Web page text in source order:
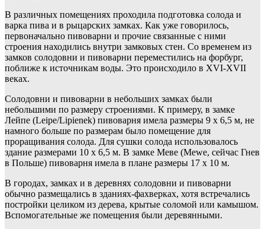
В различных помещениях проходила подготовка солода и
варка пива и в рыцарских замках. Как уже говорилось,
первоначально пивоварни и прочие связанные с ними
строения находились внутри замковых стен. Со временем из
замков солодовни и пивоварни переместились на форбург,
поближе к источникам воды. Это происходило в XVI-XVII
веках.
Солодовни и пивоварни в небольших замках были
небольшими по размеру строениями. К примеру, в замке
Лейпе (Leipe/Lipienek) пивоварня имела размеры 9 х 6,5 м, не
намного больше по размерам было помещение для
проращивания солода. Для сушки солода использовалось
здание размерами 10 х 6,5 м. В замке Меве (Mewe, сейчас Гнев
в Польше) пивоварня имела в плане размеры 17 х 10 м.
В городах, замках и в деревнях солодовни и пивоварни
обычно размещались в зданиях-фахверках, хотя встречались
постройки целиком из дерева, крытые соломой или камышом.
Вспомогательные же помещения были деревянными.